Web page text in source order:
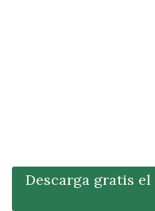
Descarga gratis